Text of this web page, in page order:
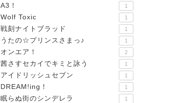
A3！ 1
Wolf Toxic 1
戦刻ナイトブラッド 1
うたの☆プリンスさまっ♪ 1
オンエア！ 2
茜さすセカイでキミと詠う 1
アイドリッシュセブン 1
DREAM!ing！ 1
眠らぬ街のシンデレラ 1